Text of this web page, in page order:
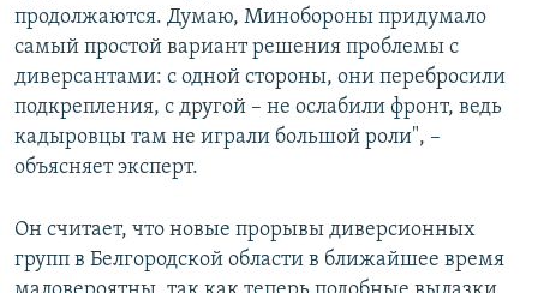
продолжаются. Думаю, Минобороны придумало
самый простой вариант решения проблемы с
диверсантами: с одной стороны, они перебросили
подкрепления, с другой – не ослабили фронт, ведь
кадыровцы там не играли большой роли", –
объясняет эксперт.
Он считает, что новые прорывы диверсионных
групп в Белгородской области в ближайшее время